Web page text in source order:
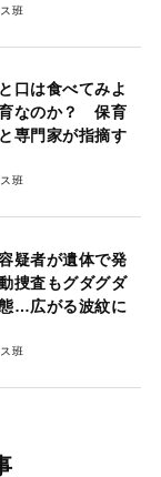
班
口は食べてみよ
なのか？ 保育
専門家が指摘す
班
疑者が遺体で発
捜査もグダグダ
…広がる波紋に
班